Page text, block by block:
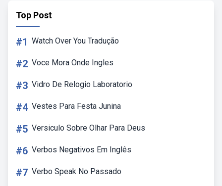
Top Post
#1 Watch Over You Tradução
#2 Voce Mora Onde Ingles
#3 Vidro De Relogio Laboratorio
#4 Vestes Para Festa Junina
#5 Versiculo Sobre Olhar Para Deus
#6 Verbos Negativos Em Inglês
#7 Verbo Speak No Passado